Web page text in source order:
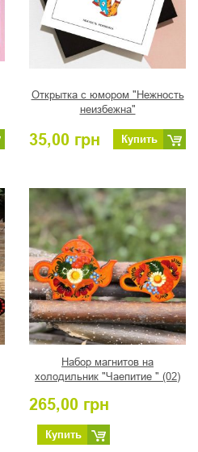
Открытка с юмором "Нежность
неизбежна"
35,00 грн Купить
Набор магнитов на
холодильник "Чаепитие " (02)
265,00 грн
Купить